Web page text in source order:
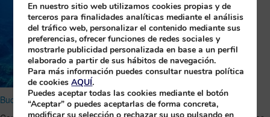
Bucea en La Palma y conoce las Cruces de Malpique
En nuestro sitio web utilizamos cookies propias y de
terceros para finalidades analíticas mediante el análisis
del tráfico web, personalizar el contenido mediante sus
preferencias, ofrecer funciones de redes sociales y
mostrarle publicidad personalizada en base a un perfil
elaborado a partir de sus hábitos de navegación.
Para más información puedes consultar nuestra política
de cookiesAQUÍ.
Puedes aceptar todas las cookies mediante el botón
“Aceptar” o puedes aceptarlas de forma concreta,